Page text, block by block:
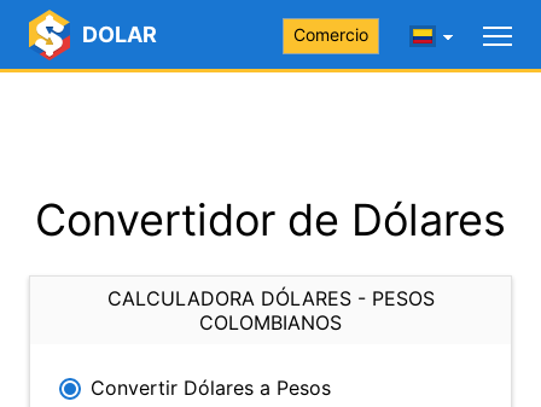
DOLAR Comercio
Convertidor de Dólares
CALCULADORA DÓLARES - PESOS
COLOMBIANOS
Convertir Dólares a Pesos